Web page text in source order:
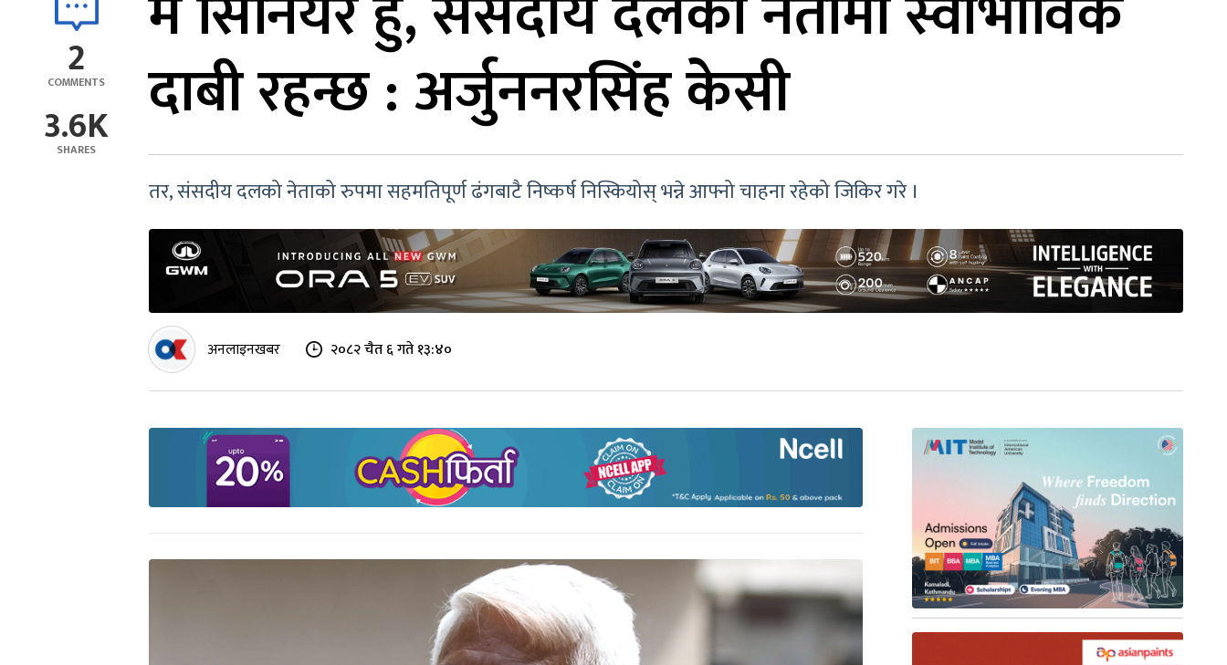
2
COMMENTS
3.6K
SHARES
दाबी रहन्छ : अर्जुननरसिंह केसी
तर, संसदीय दलको नेताको रुपमा सहमतिपूर्ण ढंगबाटै निष्कर्ष निस्कियोस् भन्ने आफ्नो चाहना रहेको जिकिर गरे ।
अनलाइनखबर २०८२ चैत ६ गते १३:४०